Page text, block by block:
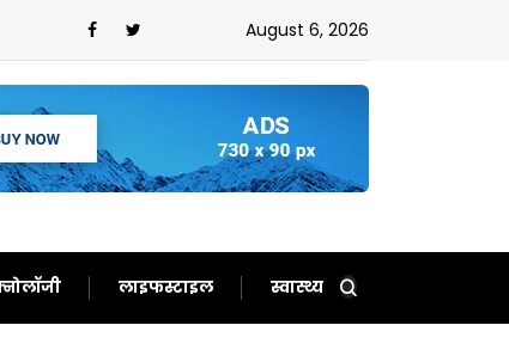
अच्छे दिन,फिर से बन गए दर्शकों का खासAugust 6, 2026
लाइफस्टाइल स्वास्थ्य